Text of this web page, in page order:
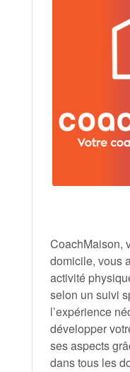
CoachMaison,
domicile, vous
activité
selon un suivi
l’expérience
développer
ses aspects
dans tous les